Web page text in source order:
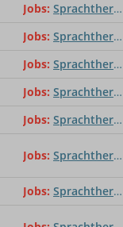
Jobs Sprachtherapeut / Sprachtherapeutin
Jobs Sprachtherapeut / Sprachtherapeutin
Jobs Sprachtherapeut / Sprachtherapeutin
Jobs Sprachtherapeut / Sprachtherapeutin
Jobs Sprachtherapeut / Sprachtherapeutin
Jobs Sprachtherapeut / Sprachtherapeutin
Jobs Sprachtherapeut / Sprachtherapeutin